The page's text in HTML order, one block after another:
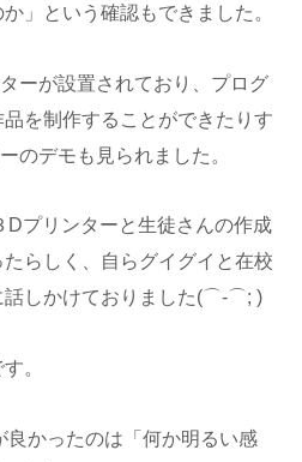
」という確認もできました。
ーが設置されており、プログ
を制作することができたりす
のデモも見られました。
Dプリンターと生徒さんの作成
らしく、自らグイグイと在校
話しかけておりました(⌒-⌒; )
。
かったのは「何か明るい感